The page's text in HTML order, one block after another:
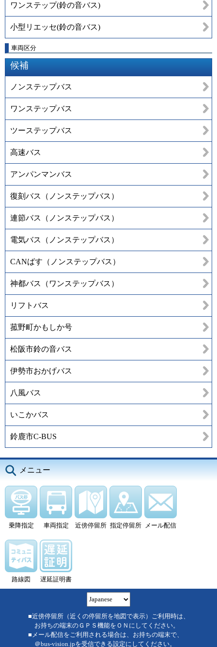
ワンステップ(鈴の音バス)
小型リエッセ(鈴の音バス)
車両区分
候補
ノンステップバス
ワンステップバス
ツーステップバス
高速バス
アンパンマンバス
復刻バス（ノンステップバス）
連節バス（ノンステップバス）
電気バス（ノンステップバス）
CANばす（ノンステップバス）
神都バス（ワンステップバス）
リフトバス
菰野町かもしか号
松阪市鈴の音バス
伊勢市おかげバス
八風バス
いこかバス
鈴鹿市C-BUS
メニュー
乗降指定 車両指定 近傍停留所 指定停留所 メール配信
路線図 遅延証明書
■近傍停留所（近くの停留所を地図で表示）ご利用時は、
お持ちの端末のＧＰＳ機能をＯＮにしてください。
■メール配信をご利用される場合は、お持ちの端末で、
＠bus-vision.jpを受信できる設定にしてください。